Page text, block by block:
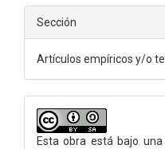
Sección
Artículos empíricos y/o
Esta obra está bajo